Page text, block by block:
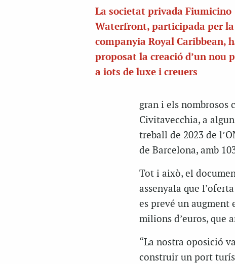
La societat privada Fiumicino
Waterfront, participada per la
companyia Royal Caribbean,
proposat la creació d’un nou
a iots de luxe i creuers
gran i els nombrosos
Civitavecchia, a
treball de 2023 de
de Barcelona, amb
Tot i això, el
assenyala que
es prevé un augment
milions d’euros, que
“La nostra oposició
construir un port